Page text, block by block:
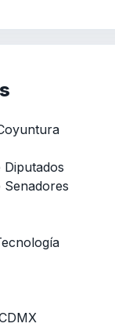
Diputados
Senadores